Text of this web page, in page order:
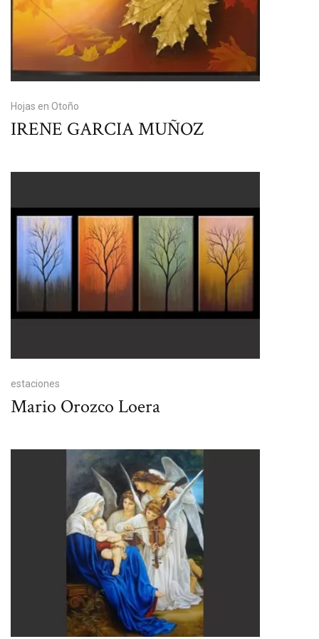
Hojas en Otoño
IRENE GARCIA MUÑOZ
estaciones
Mario Orozco Loera